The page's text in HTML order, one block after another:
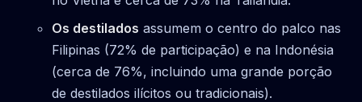
Os destilados assumem o centro do palco nas
Filipinas (72% de participação) e na Indonésia
(cerca de 76%, incluindo uma grande porção
de destilados ilícitos ou tradicionais).